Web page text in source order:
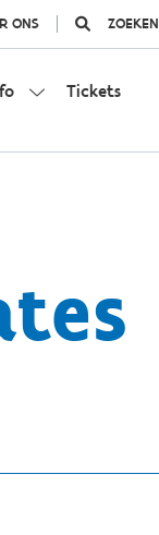
ONS ZOEKEN
Tickets